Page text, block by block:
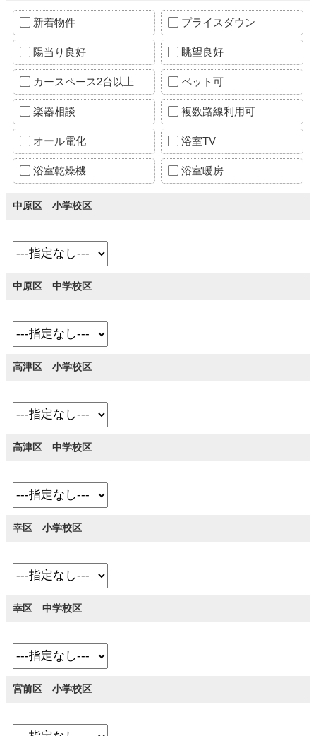
新着物件 プライスダウン
陽当り良好 眺望良好
カースペース2台以上 ペット可
楽器相談 複数路線利用可
オール電化 浴室TV
浴室乾燥機 浴室暖房
中原区 小学校区
中原区 中学校区
高津区 小学校区
高津区 中学校区
幸区 小学校区
幸区 中学校区
宮前区 小学校区